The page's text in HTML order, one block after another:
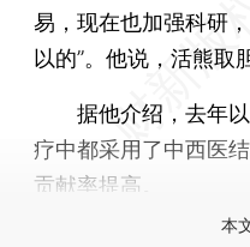
易，现在也加强科研
以的”。他说，活熊取
据他介绍，去年以
疗中都采用了中西医
贡献率提高。
本